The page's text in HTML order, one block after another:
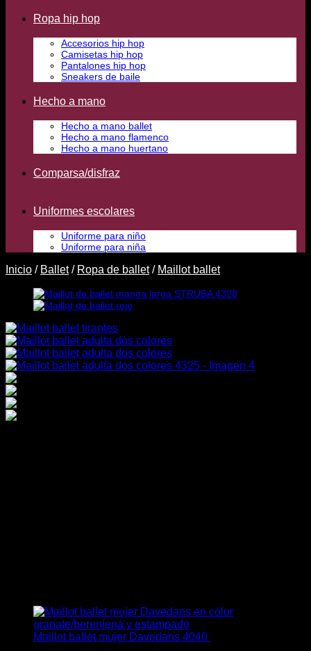
Ropa hip hop
Accesorios hip hop
Camisetas hip hop
Pantalones hip hop
Sneakers de baile
Hecho a mano
Hecho a mano ballet
Hecho a mano flamenco
Hecho a mano huertano
Comparsa/disfraz
Uniformes escolares
Uniforme para niño
Uniforme para niña
Inicio / Ballet / Ropa de ballet / Maillot ballet
Maillot ballet mujer Davedans 4040